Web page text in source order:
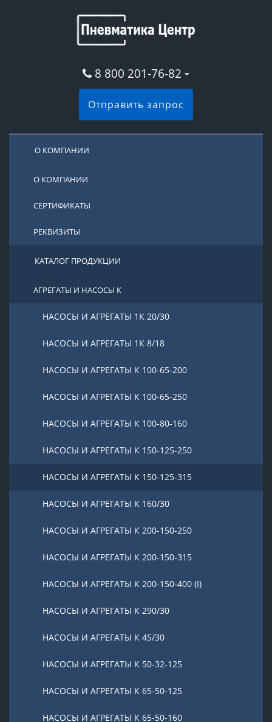
8 800 201-76-82
Отправить запрос
О КОМПАНИИ
О КОМПАНИИ
СЕРТИФИКАТЫ
РЕКВИЗИТЫ
КАТАЛОГ ПРОДУКЦИИ
АГРЕГАТЫ И НАСОСЫ К
НАСОСЫ И АГРЕГАТЫ 1К 20/30
НАСОСЫ И АГРЕГАТЫ 1К 8/18
НАСОСЫ И АГРЕГАТЫ К 100-65-200
НАСОСЫ И АГРЕГАТЫ К 100-65-250
НАСОСЫ И АГРЕГАТЫ К 100-80-160
НАСОСЫ И АГРЕГАТЫ К 150-125-250
НАСОСЫ И АГРЕГАТЫ К 150-125-315
НАСОСЫ И АГРЕГАТЫ К 160/30
НАСОСЫ И АГРЕГАТЫ К 200-150-250
НАСОСЫ И АГРЕГАТЫ К 200-150-315
НАСОСЫ И АГРЕГАТЫ К 200-150-400 (I)
НАСОСЫ И АГРЕГАТЫ К 290/30
НАСОСЫ И АГРЕГАТЫ К 45/30
НАСОСЫ И АГРЕГАТЫ К 50-32-125
НАСОСЫ И АГРЕГАТЫ К 65-50-125
НАСОСЫ И АГРЕГАТЫ К 65-50-160